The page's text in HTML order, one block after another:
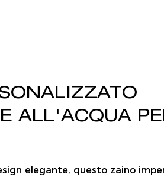
ALL'ACQUA
elegante, questo zaino